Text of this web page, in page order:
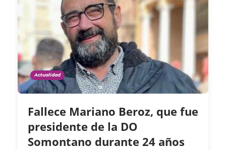
Actualidad
Fallece Mariano Beroz, que fue
presidente de la DO
Somontano durante 24 años